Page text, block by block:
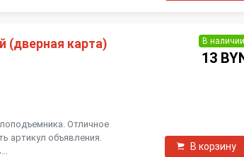
(дверная карта)
Отличное
артикул объявления.
В наличии
13
В корзину